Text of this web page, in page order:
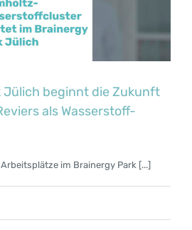
Jülich beginnt die Zukunft
als Wasserstoff-
im Brainergy Park [...]